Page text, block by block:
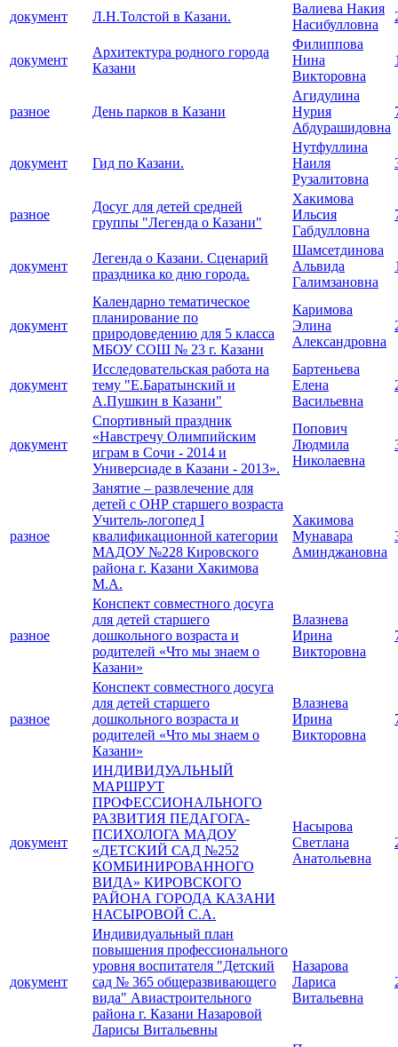
документ Л.Н.Толстой в Казани.
Валиева Накия
Насибулловна
документ
Архитектура родного города
Казани
Филиппова
Нина
Викторовна
разное День парков в Казани
Агидулина
Нурия
Абдурашидовна
документ Гид по Казани.
Нутфуллина
Наиля
Рузалитовна
разное
Досуг для детей средней
группы "Легенда о Казани"
Хакимова
Ильсия
Габдулловна
документ
Легенда о Казани. Сценарий
праздника ко дню города.
Шамсетдинова
Альвида
Галимзановна
документ
Календарно тематическое
планирование по
природоведению для 5 класса
МБОУ СОШ № 23 г. Казани
Каримова
Элина
Александровна
документ
Исследовательская работа на
тему "Е.Баратынский и
А.Пушкин в Казани"
Бартеньева
Елена
Васильевна
документ
Спортивный праздник
«Навстречу Олимпийским
играм в Сочи - 2014 и
Универсиаде в Казани - 2013».
Попович
Людмила
Николаевна
разное
Занятие – развлечение для
детей с ОНР старшего возраста
Учитель-логопед I
квалификационной категории
МАДОУ №228 Кировского
района г. Казани Хакимова
М.А.
Хакимова
Мунавара
Аминджановна
разное
Конспект совместного досуга
для детей старшего
дошкольного возраста и
родителей «Что мы знаем о
Казани»
Влазнева
Ирина
Викторовна
разное
Конспект совместного досуга
для детей старшего
дошкольного возраста и
родителей «Что мы знаем о
Казани»
Влазнева
Ирина
Викторовна
документ
ИНДИВИДУАЛЬНЫЙ
МАРШРУТ
ПРОФЕССИОНАЛЬНОГО
РАЗВИТИЯ ПЕДАГОГА-
ПСИХОЛОГА МАДОУ
«ДЕТСКИЙ САД №252
КОМБИНИРОВАННОГО
ВИДА» КИРОВСКОГО
РАЙОНА ГОРОДА КАЗАНИ
НАСЫРОВОЙ С.А.
Насырова
Светлана
Анатольевна
документ
Индивидуальный план
повышения профессионального
уровня воспитателя "Детский
сад № 365 общеразвивающего
вида" Авиастроительного
района г. Казани Назаровой
Ларисы Витальевны
Назарова
Лариса
Витальевна